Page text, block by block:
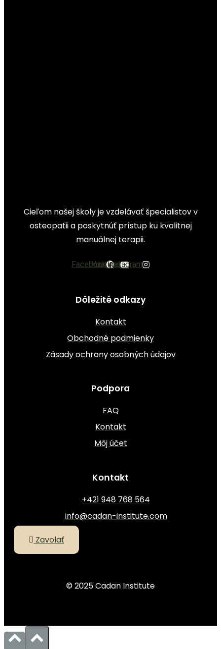
Cieľom našej školy je vzdelávať špecialistov v
osteopatii a poskytnúť prístup ku kvalitnej
manuálnej terapii.
FacebookYoutubeInstagram
Dôležité odkazy
Kontakt
Obchodné podmienky
Zásady ochrany osobných údajov
Podpora
FAQ
Kontakt
Môj účet
Kontakt
+421 948 768 564
info@cadan-institute.com
Zavolať
© 2025 Cadan Institute